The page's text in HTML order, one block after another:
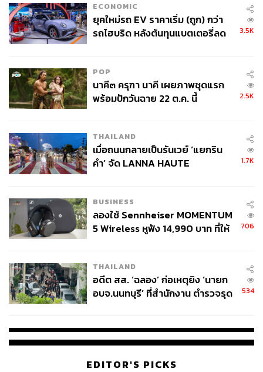
ECONOMIC
ยุคใหม่รถ EV ราคาเริ่ม (ถูก) กว่า
รถไฮบริด หลังต้นทุนแบตเตอรี่ลด
3.5K
POP
นาคี๓ ครุฑา นาคี เผยภาพชุดแรก
พร้อมปักวันฉาย 22 ต.ค. นี้
2.5K
THAILAND
เมื่อถนนกลายเป็นรันเวย์ ‘แยกริน
คำ’ จัด LANNA HAUTE
1.7K
BUSINESS
ลองใช้ Sennheiser MOMENTUM
5 Wireless หูฟัง 14,990 บาท ที่ให้
706
THAILAND
อดีต สส. ‘ฉลอง’ ก่อเหตุยิง ‘นายก
อบจ.นนทบุรี’ ที่สำนักงาน ตำรวจรุด
534
EDITOR'S PICKS